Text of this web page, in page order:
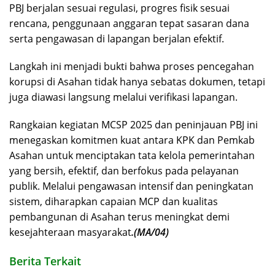
PBJ berjalan sesuai regulasi, progres fisik sesuai
rencana, penggunaan anggaran tepat sasaran dana
serta pengawasan di lapangan berjalan efektif.
Langkah ini menjadi bukti bahwa proses pencegahan
korupsi di Asahan tidak hanya sebatas dokumen, tetapi
juga diawasi langsung melalui verifikasi lapangan.
Rangkaian kegiatan MCSP 2025 dan peninjauan PBJ ini
menegaskan komitmen kuat antara KPK dan Pemkab
Asahan untuk menciptakan tata kelola pemerintahan
yang bersih, efektif, dan berfokus pada pelayanan
publik. Melalui pengawasan intensif dan peningkatan
sistem, diharapkan capaian MCP dan kualitas
pembangunan di Asahan terus meningkat demi
kesejahteraan masyarakat.(MA/04)
Berita Terkait